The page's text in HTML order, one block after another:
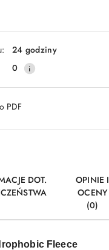
Wyślij
24 godziny
0
PDF
DOT.
OPINIE I
OCENY
(0)
Fleece